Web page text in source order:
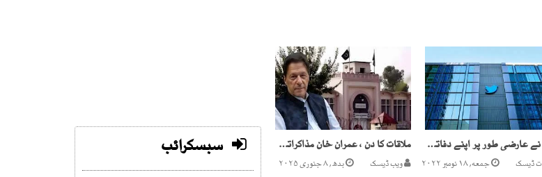
ٹوئٹر نے عارضی طور پر اپنے دفاتر بند کر دیے، برطانوی میڈیا
ڈیسک جمعه, ۱۸ نومبر ۲۰۲۲
ملاقات کا دن ، عمران خان مذاکراتی کمیٹی کی راہ تکتے رہ گئے
ویب ڈیسک بدھ, ۸ جنوری ۲۰۲۵
سبسکرائب